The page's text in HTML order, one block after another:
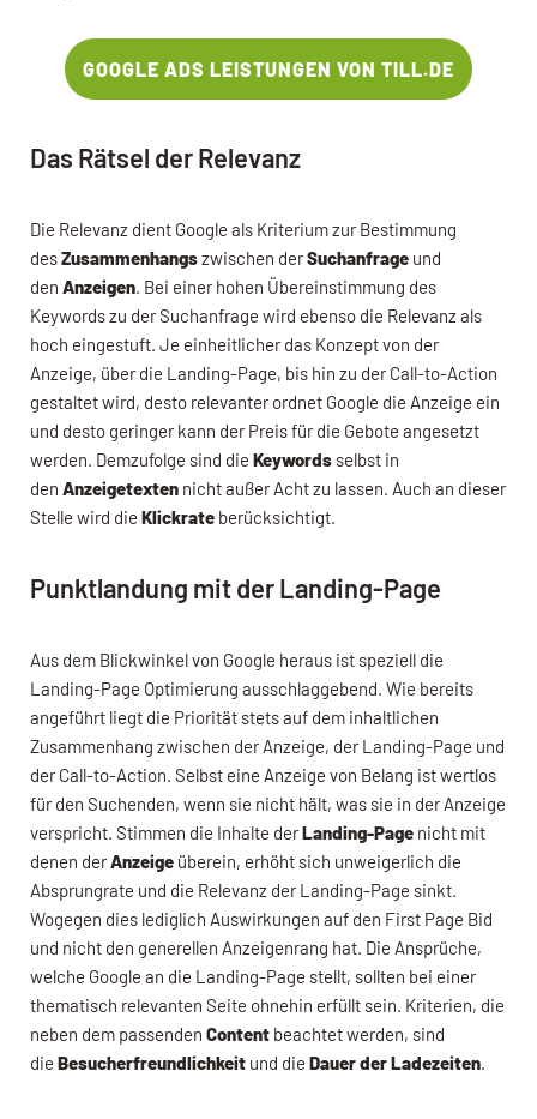
GOOGLE ADS LEISTUNGEN VON TILL.DE
Das Rätsel der Relevanz
Die Relevanz dient Google als Kriterium zur Bestimmung
desZusammenhangszwischen derSuchanfrage und
den Anzeigen. Bei einer hohen Übereinstimmung des
Keywords zu der Suchanfrage wird ebenso die Relevanz als
hoch eingestuft. Je einheitlicher das Konzept von der
Anzeige, über die Landing-Page, bis hin zu der Call-to-Action
gestaltet wird, desto relevanter ordnet Google die Anzeige ein
und desto geringer kann der Preis für die Gebote angesetzt
werden. Demzufolge sind die Keywords selbst in
den Anzeigetexten nicht außer Acht zu lassen. Auch an dieser
Stelle wird die Klickrate berücksichtigt.
Punktlandung mit der Landing-Page
Aus dem Blickwinkel von Google heraus ist speziell die
Landing-Page Optimierung ausschlaggebend. Wie bereits
angeführt liegt die Priorität stets auf dem inhaltlichen
Zusammenhang zwischen der Anzeige, der Landing-Page und
der Call-to-Action. Selbst eine Anzeige von Belang ist wertlos
für den Suchenden, wenn sie nicht hält, was sie in der Anzeige
verspricht. Stimmen die Inhalte derLanding-Page nicht mit
denen derAnzeige überein, erhöht sich unweigerlich die
Absprungrate und die Relevanz der Landing-Page sinkt.
Wogegen dies lediglich Auswirkungen auf den First Page Bid
und nicht den generellen Anzeigenrang hat. Die Ansprüche,
welche Google an die Landing-Page stellt, sollten bei einer
thematisch relevanten Seite ohnehin erfüllt sein. Kriterien, die
neben dem passenden Content beachtet werden, sind
die Besucherfreundlichkeit und die Dauer der Ladezeiten.